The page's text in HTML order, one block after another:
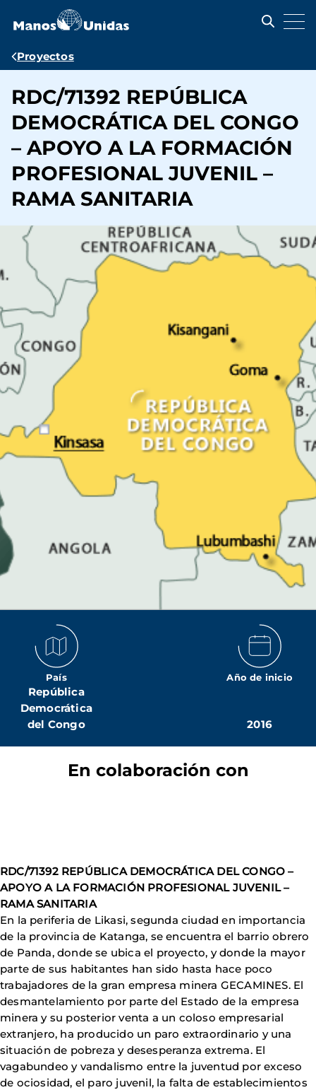
contenido
Ruta
navegación
Proyectos
RDC/71392 REPÚBLICA
DEMOCRÁTICA DEL CONGO
– APOYO A LA FORMACIÓN
PROFESIONAL JUVENIL –
RAMA SANITARIA
País
República
Democrática
del Congo
Año de inicio
2016
En colaboración con
RDC/71392 REPÚBLICA DEMOCRÁTICA DEL CONGO –
APOYO A LA FORMACIÓN PROFESIONAL JUVENIL –
RAMA SANITARIA
En la periferia de Likasi, segunda ciudad en importancia
de la provincia de Katanga, se encuentra el barrio obrero
de Panda, donde se ubica el proyecto, y donde la mayor
parte de sus habitantes han sido hasta hace poco
trabajadores de la gran empresa minera GECAMINES. El
desmantelamiento por parte del Estado de la empresa
minera y su posterior venta a un coloso empresarial
extranjero, ha producido un paro extraordinario y una
situación de pobreza y desesperanza extrema. El
vagabundeo y vandalismo entre la juventud por exceso
de ociosidad, el paro juvenil, la falta de establecimientos